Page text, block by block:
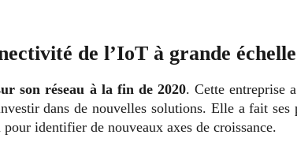
de l’IoT à grande échelle
son réseau à la fin de 2020. Cette entreprise
dans de nouvelles solutions. Elle a fait ses
identifier de nouveaux axes de croissance.